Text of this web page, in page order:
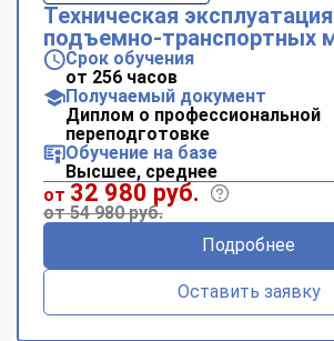
Техническая эксплуатация
подъемно-транспортных
Срок обучения
от 256 часов
Получаемый документ
Диплом о профессиональной
переподготовке
Обучение на базе
Высшее, среднее
от 32 980 руб.
от 54 980 руб.
Подробнее
Оставить заявку